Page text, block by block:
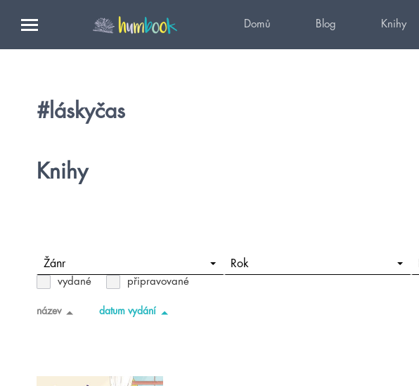
Domů Blog Knihy
#láskyčas
Knihy
Žánr Rok
vydané připravované
název datum vydání